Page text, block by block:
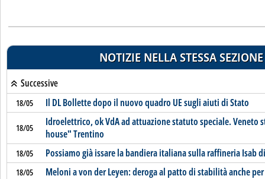
NOTIZIE NELLA STESSA SEZIONE
Successive
18/05 Il DL Bollette dopo il nuovo quadro UE sugli aiuti di Stato
18/05
Idroelettrico, ok VdA ad attuazione statuto speciale. Veneto
house" Trentino
18/05 Possiamo già issare la bandiera italiana sulla raffineria Isab
18/05 Meloni a von der Leyen: deroga al patto di stabilità anche per